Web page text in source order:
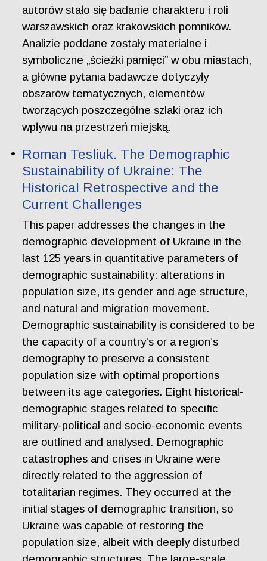
autorów stało się badanie charakteru i roli
warszawskich oraz krakowskich pomników.
Analizie poddane zostały materialne i
symboliczne „ścieżki pamięci” w obu miastach,
a główne pytania badawcze dotyczyły
obszarów tematycznych, elementów
tworzących poszczególne szlaki oraz ich
wpływu na przestrzeń miejską.
Roman Tesliuk. The Demographic
Sustainability of Ukraine: The
Historical Retrospective and the
Current Challenges
This paper addresses the changes in the
demographic development of Ukraine in the
last 125 years in quantitative parameters of
demographic sustainability: alterations in
population size, its gender and age structure,
and natural and migration movement.
Demographic sustainability is considered to be
the capacity of a country’s or a region’s
demography to preserve a consistent
population size with optimal proportions
between its age categories. Eight historical-
demographic stages related to specific
military-political and socio-economic events
are outlined and analysed. Demographic
catastrophes and crises in Ukraine were
directly related to the aggression of
totalitarian regimes. They occurred at the
initial stages of demographic transition, so
Ukraine was capable of restoring the
population size, albeit with deeply disturbed